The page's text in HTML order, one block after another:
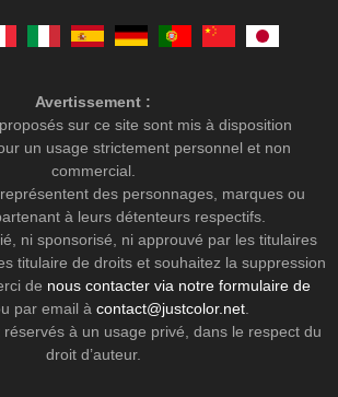
Avertissement :
sur ce site sont mis à disposition
un usage strictement personnel et non
commercial.
des personnages, marques ou
à leurs détenteurs respectifs.
ni sponsorisé, ni approuvé par les titulaires
titulaire de droits et souhaitez la suppression
de nous contacter via notre formulaire de
par email à contact@justcolor.net.
à un usage privé, dans le respect du
droit d’auteur.